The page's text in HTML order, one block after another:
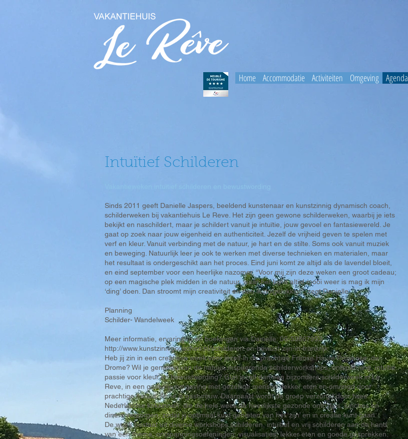
Home Accommodatie Activiteiten Omgeving Agenda
Intuïtief Schilderen
Sinds 2011 geeft Danielle Jaspers, beeldend kunstenaar en kunstzinnig dynamisch coach,
schilderweken bij vakantiehuis Le Reve. Het zijn geen gewone schilderweken, waarbij je iets
bekijkt en naschildert, maar je schildert vanuit je intuïtie, jouw gevoel en fantasiewereld. Je
gaat op zoek naar jouw eigenheid en authenticiteit. Jezelf de vrijheid geven te spelen met
verf en kleur. Vanuit verbinding met de natuur, je hart en de stilte. Soms ook vanuit muziek
en beweging. Natuurlijk leer je ook te werken met diverse technieken en materialen, maar
het resultaat is ondergeschikt aan het proces. Eind juni komt ze altijd als de lavendel bloeit,
en eind september voor een heerlijke nazomer. “Voor mij zijn deze weken een groot cadeau;
op een magische plek midden in de natuur, waar het bijna altijd mooi weer is mag ik mijn
‘ding’ doen. Dan stroomt mijn creativiteit en ben ik dolgelukkig!”, zegt Danielle.
Planning
Schilder- Wandelweek
Meer informatie, ervaringen en boekingen via Danielle: 06-53867953
http://www.kunstzinnigcoachen.nl/schilderen-en-bewust-zijn-in-frankrijk
Heb jij zin in een creatieve week voor jezelf in de prachtige Franse Haute Provence, de
Drome? Wil je genieten van de natuur, inspirerende schilderworkshops, ontspanning, intuïtie,
passie voor kleur en bewustwording? Gun jezelf dan een bijzondere schilderweek in Le
Reve, in een gastvrije omgeving met gezellige mensen, lekker eten en omringd door
prachtige natuur. Anne is gastvrouw. Daarnaast wordt de groep verzorgd door twee
Nederlandse kokkinnen, die de hele week de heerlijkste gezonde ontbijtjes, lunches en
diners verzorgen, zodat jij optimaal kunt genieten van het ‘zijn’ en in creatie kunt gaan.
De week bestaat uit diverse workshops schilderen, intuïtief en vrij schilderen aan de hand
van een thema, ontspanningsoefeningen, visualisaties, lekker eten en goede gesprekken.